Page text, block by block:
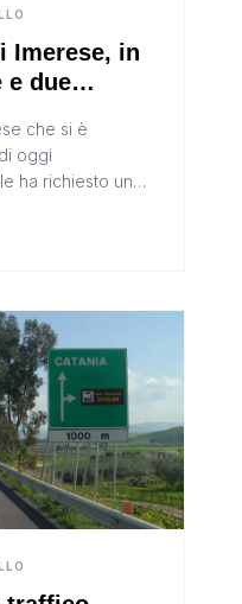
Imerese, in
e due
che si è
oggi
ha richiesto un
della Pr...